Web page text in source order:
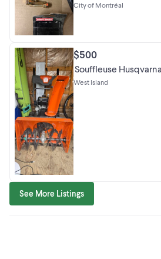
City of Montréal
$500
Souffleuse
West Island
See More Listings